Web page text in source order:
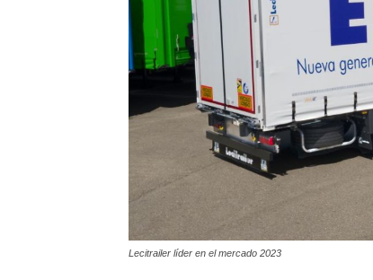
Lecitrailer líder en el mercado 2023